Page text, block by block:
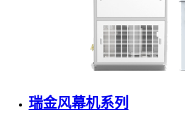
瑞金风幕机系列